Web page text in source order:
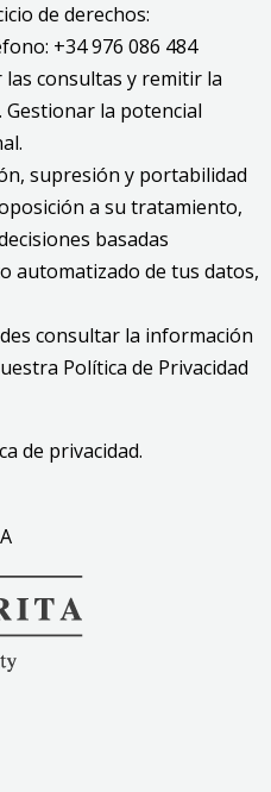
de derechos:
+34 976 086 484
las consultas y remitir la
la potencial
supresión y portabilidad
a su tratamiento,
basadas
automatizado de tus datos,
consultar la información
Política de Privacidad
de privacidad.